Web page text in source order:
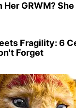
Her GRWM?
Fragility: 6
Forget